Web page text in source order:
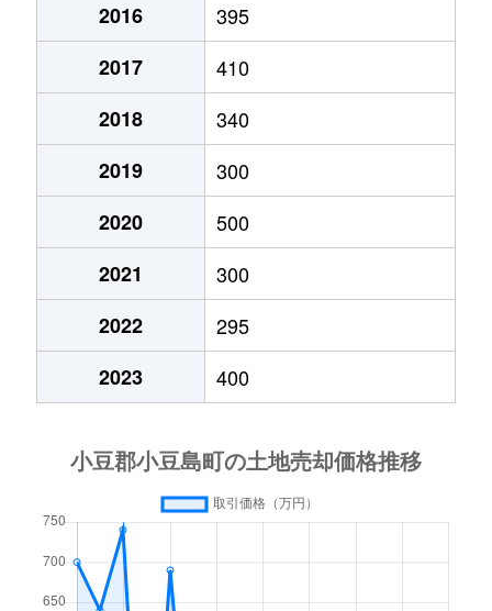
2016
395
2017
410
2018
340
2019
300
2020
500
2021
300
2022
295
2023
400